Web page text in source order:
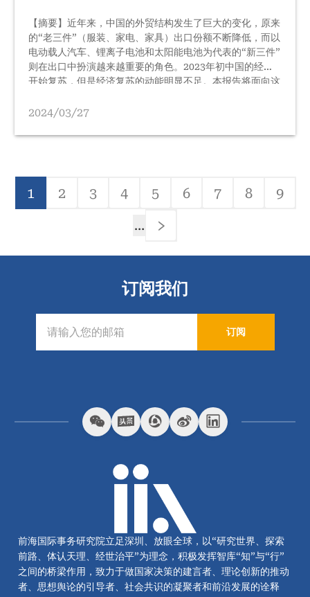
【摘要】近年来，中国的外贸结构发生了巨大的变化，原来
的“老三件”（服装、家电、家具）出口份额不断降低，而以
电动载人汽车、锂离子电池和太阳能电池为代表的“新三件”
则在出口中扮演越来越重要的角色。2023年初中国的经济
开始复苏，但是经济复苏的动能明显不足。本报告将面向这
柱产业，并成为中国今后经济发展的重要引擎。报告首先剖
弯道超车的两个关键，即民企和地方政府的主导地位和渐进
2024/03/27
分
页当
前
1 Page
2 Page
3 Page
4 Page
5 Page
6 Page
7 Page
8 9
…
下
页
订阅我们
订阅
前海国际事务研究院立足深圳、放眼全球，以“研究世界、探索
前路、体认天理、经世治平”为理念，积极发挥智库“知”与“行”
之间的桥梁作用，致力于做国家决策的建言者、理论创新的推动
者、思想舆论的引导者、社会共识的凝聚者和前沿发展的诠释